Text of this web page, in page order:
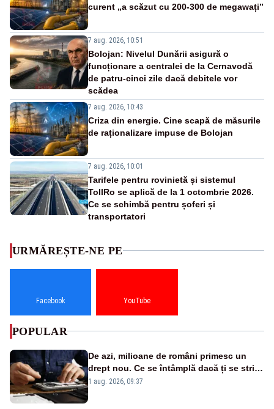
curent „a scăzut cu 200-300 de megawați”
7 aug. 2026, 10:51
Bolojan: Nivelul Dunării asigură o
funcționare a centralei de la Cernavodă
de patru-cinci zile dacă debitele vor
scădea
7 aug. 2026, 10:43
Criza din energie. Cine scapă de măsurile
de raționalizare impuse de Bolojan
7 aug. 2026, 10:01
Tarifele pentru rovinietă și sistemul
TollRo se aplică de la 1 octombrie 2026.
Ce se schimbă pentru șoferi și
transportatori
URMĂREȘTE-NE PE
Facebook YouTube
POPULAR
De azi, milioane de români primesc un
drept nou. Ce se întâmplă dacă ți se strică
un produs
1 aug. 2026, 09:37